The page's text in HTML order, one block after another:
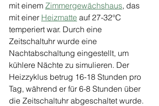
mit einem Zimmergewächshaus, das
mit einer Heizmatte auf 27-32°C
temperiert war. Durch eine
Zeitschaltuhr wurde eine
Nachtabschaltung eingestellt, um
kühlere Nächte zu simulieren. Der
Heizzyklus betrug 16-18 Stunden pro
Tag, während er für 6-8 Stunden über
die Zeitschaltuhr abgeschaltet wurde.